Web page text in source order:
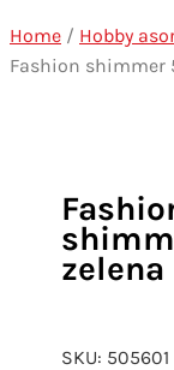
Home / Hobby
Fashion shimmer
zelena
SKU: 505601